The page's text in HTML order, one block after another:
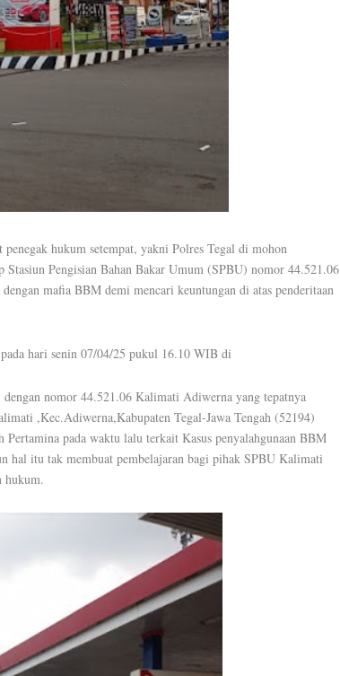
hukum setempat, yakni Polres Tegal di mohon
Stasiun Pengisian Bahan Bakar Umum (SPBU) nomor 44.521.06
mafia BBM demi mencari keuntungan di atas penderitaan
hari senin 07/04/25 pukul 16.10 WIB di
nomor 44.521.06 Kalimati Adiwerna yang tepatnya
,Kec.Adiwerna,Kabupaten Tegal-Jawa Tengah (52194)
pada waktu lalu terkait Kasus penyalahgunaan BBM
hal itu tak membuat pembelajaran bagi pihak SPBU Kalimati
hukum.